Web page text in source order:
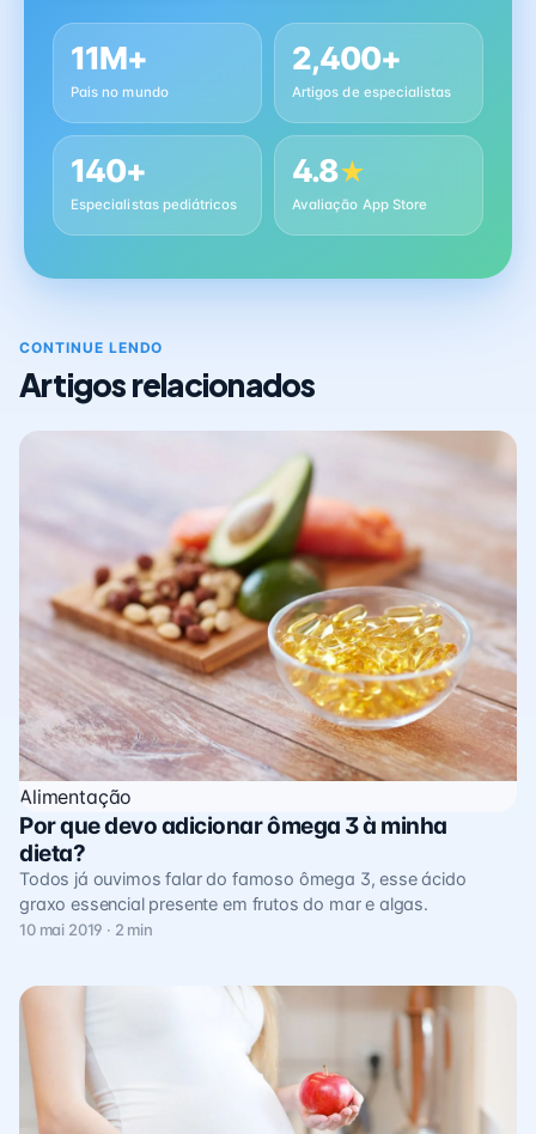
11M+
Pais no mundo
2,400+
Artigos de especialistas
140+
Especialistas pediátricos
4.8★
Avaliação App Store
CONTINUE LENDO
Artigos relacionados
Alimentação
Por que devo adicionar ômega 3 à minha
dieta?
Todos já ouvimos falar do famoso ômega 3, esse ácido
graxo essencial presente em frutos do mar e algas.
10 mai 2019 · 2 min